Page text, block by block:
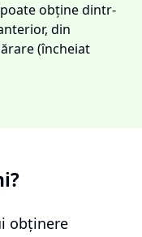
obține dintr-
din
(încheiat
obținere